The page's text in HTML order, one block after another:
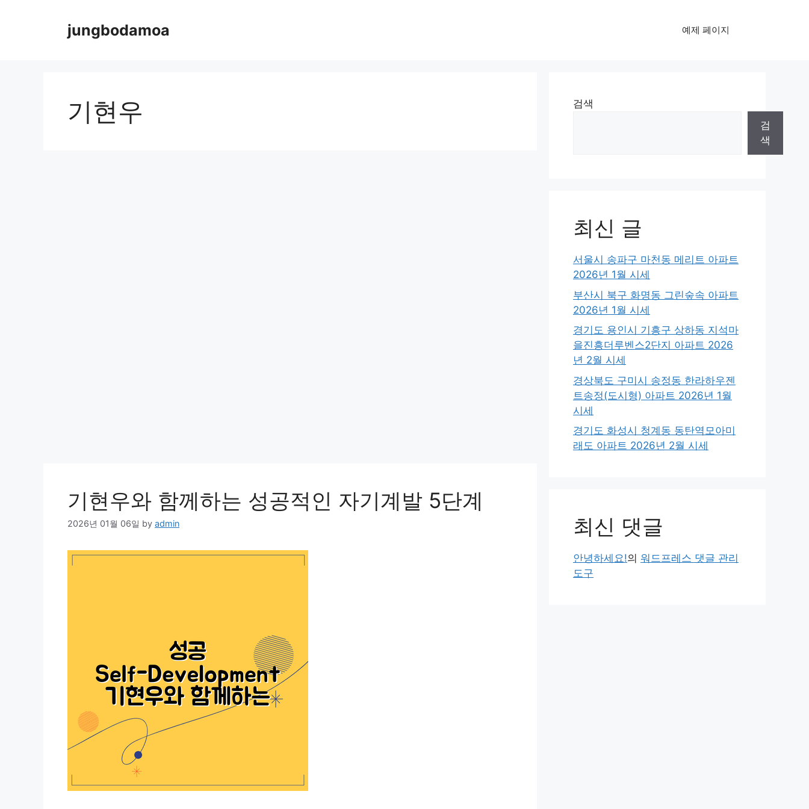
jungbodamoa 예제 페이지
기현우
기현우와 함께하는 성공적인 자기계발 5단계
2026년 01월 06일 by admin
검색
검
색
최신 글
서울시 송파구 마천동 메리트 아파트
2026년 1월 시세
부산시 북구 화명동 그린숲속 아파트
2026년 1월 시세
경기도 용인시 기흥구 상하동 지석마
을진흥더루벤스2단지 아파트 2026
년 2월 시세
경상북도 구미시 송정동 한라하우젠
트송정(도시형) 아파트 2026년 1월
시세
경기도 화성시 청계동 동탄역모아미
래도 아파트 2026년 2월 시세
최신 댓글
안녕하세요!의 워드프레스 댓글 관리
도구